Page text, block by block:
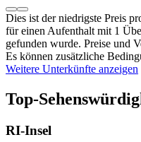
Dies ist der niedrigste Preis
für einen Aufenthalt mit 1
gefunden wurde. Preise und
Es können zusätzliche
Weitere Unterkünfte anzeigen
Top-
RI-Insel